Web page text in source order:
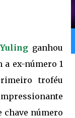
ganhou
ex-número 1
troféu
chave número